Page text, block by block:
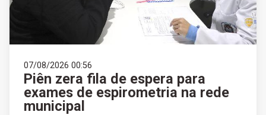
07/08/2026 00:56
Piên zera fila de espera para
exames de espirometria na rede
municipal